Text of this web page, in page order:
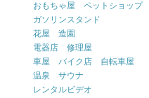
おもちゃ屋 ペットショップ
ガソリンスタンド
花屋 造園
電器店 修理屋
車屋 バイク店 自転車屋
温泉 サウナ
レンタルビデオ